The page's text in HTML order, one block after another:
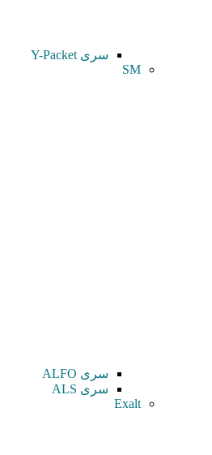
سری Y-Packet
SM
سری ALFO
سری ALS
Exalt